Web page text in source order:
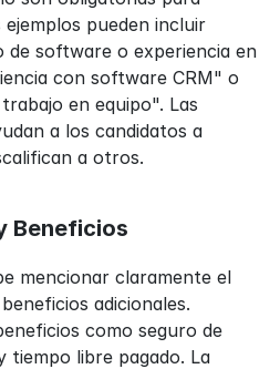
pueden incluir
de software o experiencia en
con software CRM" o
en equipo". Las
a los candidatos a
a otros.
Beneficios
mencionar claramente el
adicionales.
como seguro de
tiempo libre pagado. La